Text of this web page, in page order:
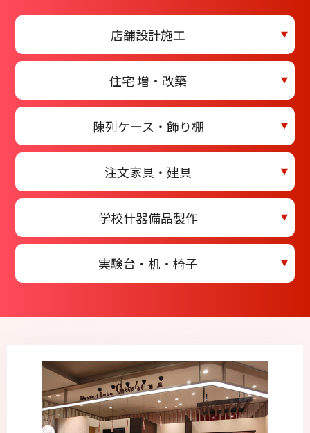
店舗設計施工
住宅 増・改築
陳列ケース・飾り棚
注文家具・建具
学校什器備品製作
実験台・机・椅子